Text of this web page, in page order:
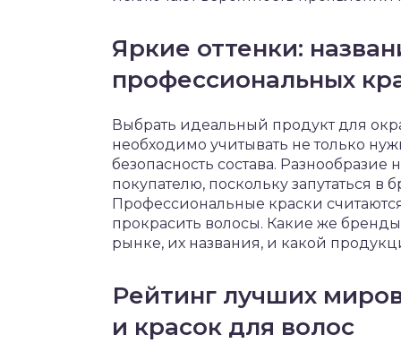
Яркие оттенки:
профессиональных
Выбрать идеальный продукт для
необходимо учитывать не только
безопасность состава.
покупателю, поскольку запутаться
Профессиональные краски
прокрасить волосы. Какие же
рынке, их названия, и какой
Рейтинг лучших
и красок для волос